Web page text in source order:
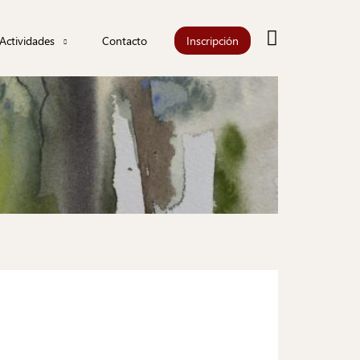
Actividades
Agenda
Contacto Inscripción Buscar